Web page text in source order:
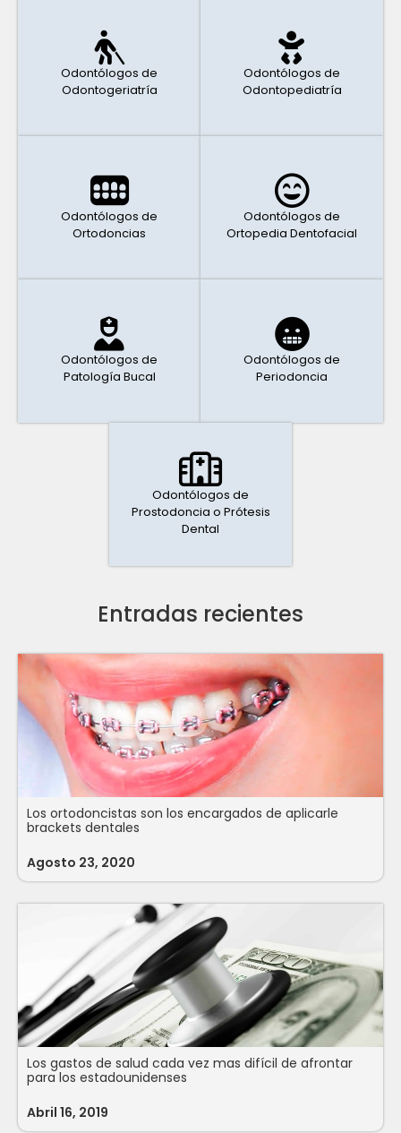
Odontólogos de
Odontogeriatría
Odontólogos de
Odontopediatría
Odontólogos de
Ortodoncias
Odontólogos de
Ortopedia Dentofacial
Odontólogos de
Patología Bucal
Odontólogos de
Periodoncia
Odontólogos de
Prostodoncia o Prótesis
Dental
Entradas recientes
Los ortodoncistas son los encargados de aplicarle
brackets dentales
Agosto 23, 2020
Los gastos de salud cada vez mas difícil de afrontar
para los estadounidenses
Abril 16, 2019